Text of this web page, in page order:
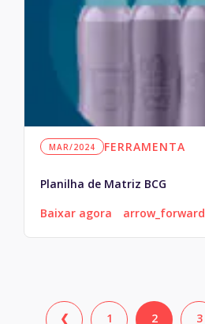
MAR/2024 FERRAMENTA
Planilha de Matriz BCG
Baixar agora
arrow_forward
❮ 1 2 3